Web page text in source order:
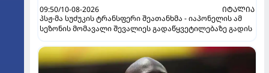
09:50/10-08-2026
ᲘᲢᲐᲚᲘᲐ
პსჟ-მა სუძუკის ტრანსფერი შეათანხმა - იაპონელის ამ
სეზონის მომავალი შევალიეს გადაწყვეტილებაზე გადის